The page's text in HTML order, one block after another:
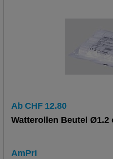
Ab CHF 12.80
Watterollen Beutel Ø1.2
AmPri